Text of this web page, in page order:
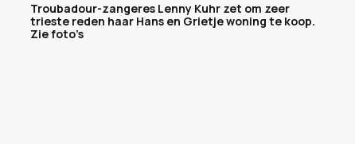
Troubadour-zangeres Lenny Kuhr zet om zeer
trieste reden haar Hans en Grietje woning te koop.
Zie foto’s